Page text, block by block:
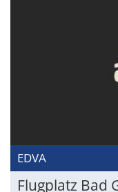
EDVA
Flugplatz Bad